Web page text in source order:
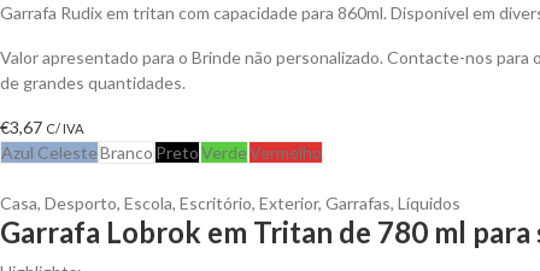
Garrafa Rudix em tritan com capacidade para 860ml. Disponível em
Valor apresentado para o Brinde não personalizado. Contacte-nos
de grandes quantidades.
€3,67 C/ IVA
Azul CelesteBranco PretoVerdeVermelho
Casa, Desporto, Escola, Escritório, Exterior, Garrafas, Líquidos
Garrafa Lobrok em Tritan de 780 ml para